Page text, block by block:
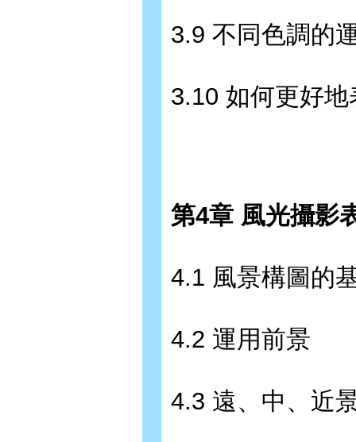
3.9 不同色調的
3.10 如何更好
第4章 風光攝影
4.1 風景構圖的
4.2 運用前景
4.3 遠、中、近